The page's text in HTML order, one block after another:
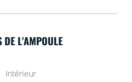
DE L'AMPOULE
Intérieur